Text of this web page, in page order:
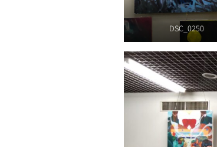
DSC_0250